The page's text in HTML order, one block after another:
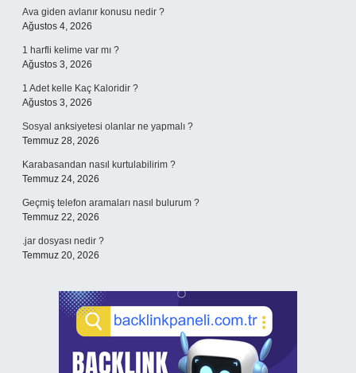
Ava giden avlanır konusu nedir ?
Ağustos 4, 2026
1 harfli kelime var mı ?
Ağustos 3, 2026
1 Adet kelle Kaç Kaloridir ?
Ağustos 3, 2026
Sosyal anksiyetesi olanlar ne yapmalı ?
Temmuz 28, 2026
Karabasandan nasıl kurtulabilirim ?
Temmuz 24, 2026
Geçmiş telefon aramaları nasıl bulurum ?
Temmuz 22, 2026
.jar dosyası nedir ?
Temmuz 20, 2026